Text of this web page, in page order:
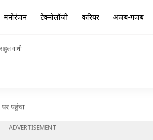
मनोरंजन टेक्नोलॉजी करियर अजब-गजब
राहुल गांधी
पहुंचा
ADVERTISEMENT